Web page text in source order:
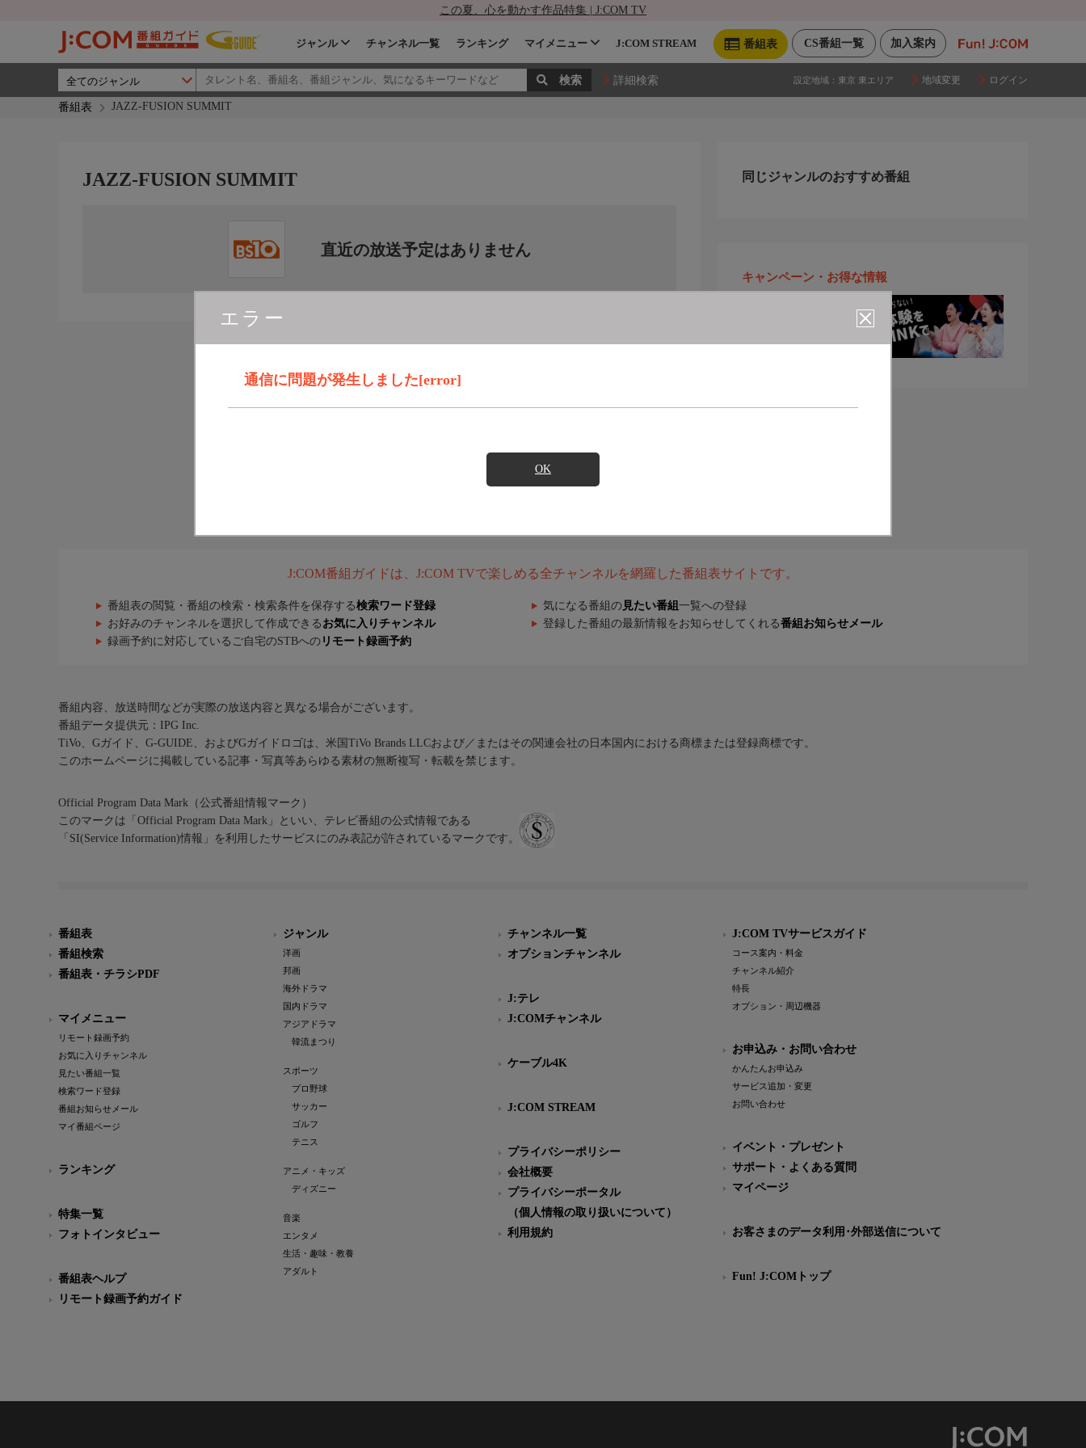
この夏、心を動かす作品特集 | J:COM TV
加入案内
CS番組一覧
番組表
ジャンル チャンネル一覧 ランキング マイメニュー J:COM STREAM
詳細検索 設定地域： 東京 東エリア 地域変更 ログイン
番組表 JAZZ-FUSION SUMMIT
エラー
通信に問題が発生しました[error]
OK
JAZZ-FUSION SUMMIT
直近の放送予定はありません
同じジャンルのおすすめ番組
キャンペーン・お得な情報
J:COM番組ガイドは、J:COM TVで楽しめる全チャンネルを網羅した番組表サイトです。
番組表の閲覧・番組の検索・検索条件を保存する検索ワード登録 気になる番組の 見たい番組 一覧への登録
お好みのチャンネルを選択して作成できる お気に入りチャンネル 登録した番組の最新情報をお知らせしてくれる番組お知らせメール
録画予約に対応しているご自宅のSTBへの リモート録画予約
番組内容、放送時間などが実際の放送内容と異なる場合がございます。
番組データ提供元：IPG Inc.
TiVo、Gガイド、G-GUIDE、およびGガイドロゴは、米国TiVo Brands LLCおよび／またはその関連会社の日本国内における商標または登録商標です。
このホームページに掲載している記事・写真等あらゆる素材の無断複写・転載を禁じます。
Official Program Data Mark（公式番組情報マーク）
このマークは「Official Program Data Mark」といい、テレビ番組の公式情報である
「SI(Service Information)情報」を利用したサービスにのみ表記が許されているマークです。
番組表
番組検索
番組表・チラシPDF
マイメニュー
リモート録画予約
お気に入りチャンネル
見たい番組一覧
検索ワード登録
番組お知らせメール
マイ番組ページ
ランキング
特集一覧
フォトインタビュー
番組表ヘルプ
リモート録画予約ガイド
ジャンル
洋画
邦画
海外ドラマ
国内ドラマ
アジアドラマ
韓流まつり
スポーツ
プロ野球
サッカー
ゴルフ
テニス
アニメ・キッズ
ディズニー
音楽
エンタメ
生活・趣味・教養
アダルト
チャンネル一覧
オプションチャンネル
J:テレ
J:COMチャンネル
ケーブル4K
J:COM STREAM
プライバシーポリシー
会社概要
プライバシーポータル
（個人情報の取り扱いについて）
利用規約
J:COM TVサービスガイド
コース案内・料金
チャンネル紹介
特長
オプション・周辺機器
お申込み・お問い合わせ
かんたんお申込み
サービス追加・変更
お問い合わせ
イベント・プレゼント
サポート・よくある質問
マイページ
お客さまのデータ利用･外部送信について
Fun! J:COMトップ